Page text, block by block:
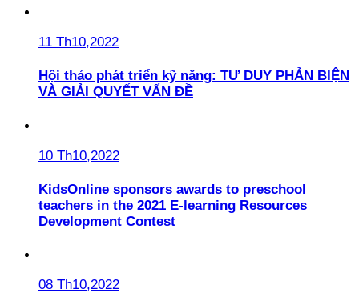
11 Th10,2022
Hội thảo phát triển kỹ năng: TƯ DUY PHẢN BIỆN
VÀ GIẢI QUYẾT VẤN ĐỀ
10 Th10,2022
KidsOnline sponsors awards to preschool
teachers in the 2021 E-learning Resources
Development Contest
08 Th10,2022